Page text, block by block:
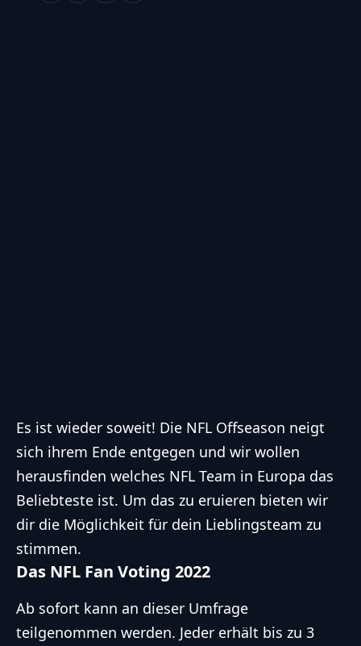
Es ist wieder soweit! Die NFL Offseason neigt
sich ihrem Ende entgegen und wir wollen
herausfinden welches NFL Team in Europa das
Beliebteste ist. Um das zu eruieren bieten wir
dir die Möglichkeit für dein Lieblingsteam zu
stimmen.
Das NFL Fan Voting 2022
Ab sofort kann an dieser Umfrage
teilgenommen werden. Jeder erhält bis zu 3